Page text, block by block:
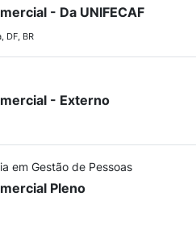
- Da UNIFECAF
DF, BR
- Externo
em Gestão de Pessoas
Pleno